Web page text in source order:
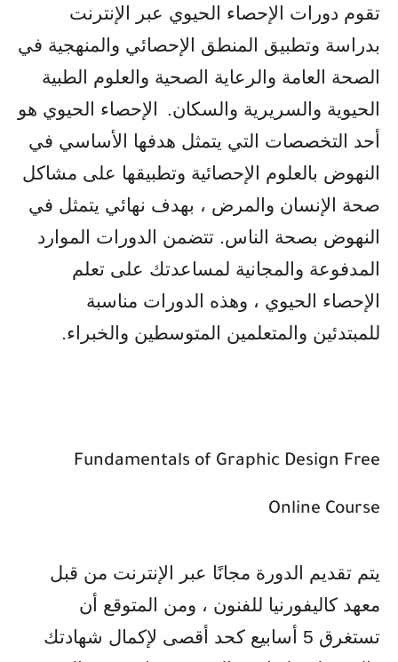
تقوم دورات الإحصاء الحيوي عبر الإنترنت
بدراسة وتطبيق المنطق الإحصائي والمنهجية في
الصحة العامة والرعاية الصحية والعلوم الطبية
الحيوية والسريرية والسكان.
الإحصاء الحيوي هو
أحد التخصصات التي يتمثل هدفها الأساسي في
النهوض بالعلوم الإحصائية وتطبيقها على مشاكل
صحة الإنسان والمرض ، بهدف نهائي يتمثل في
النهوض بصحة الناس. تتضمن الدورات الموارد
المدفوعة والمجانية لمساعدتك على تعلم
الإحصاء الحيوي ، وهذه الدورات مناسبة
للمبتدئين والمتعلمين المتوسطين والخبراء.
Fundamentals of Graphic Design Free
Online Course
يتم تقديم الدورة مجانًا عبر الإنترنت من قبل
معهد كاليفورنيا للفنون ، ومن المتوقع أن
تستغرق 5 أسابيع كحد أقصى لإكمال شهادتك